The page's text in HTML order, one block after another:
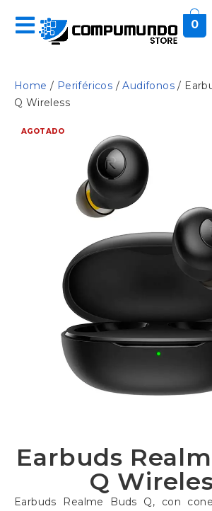
0
Home / Periféricos /Audifonos /
Q Wireless
AGOTADO
Earbuds
Q
Earbuds Realme Buds Q, con